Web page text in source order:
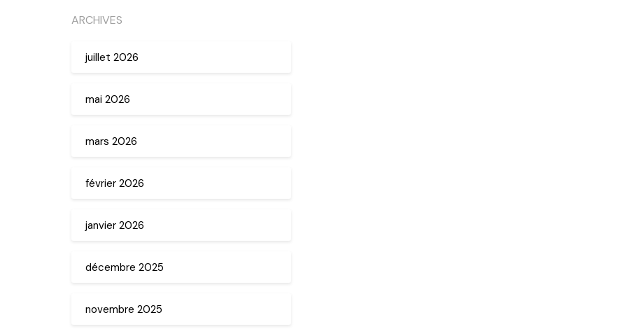
ARCHIVES
juillet 2026
mai 2026
mars 2026
février 2026
janvier 2026
décembre 2025
novembre 2025